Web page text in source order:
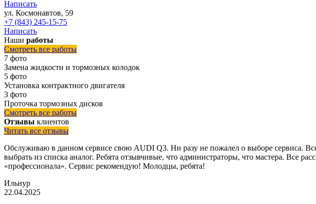
Написать
ул. Космонавтов, 59
+7 (843) 245-15-75
Написать
Наши работы
Смотреть все работы
7 фото
Замена жидкости и тормозных колодок
5 фото
Установка контрактного двигателя
3 фото
Проточка тормозных дисков
Смотреть все работы
Отзывы клиентов
Читать все отзывы
Обслуживаю в данном сервисе свою AUDI Q3. Ни разу не пожалел о выборе сервиса.
выбрать из списка аналог. Ребята отзывчивые, что администраторы, что мастера. Все
«профессионала». Сервис рекомендую! Молодцы, ребята!
Ильнур
22.04.2025